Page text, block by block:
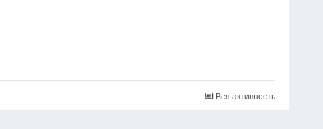
Вся активность